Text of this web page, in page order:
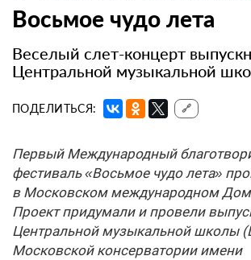
Восьмое чудо лета
Веселый слет-концерт
Центральной музыкальной
ПОДЕЛИТЬСЯ: 🔗
Первый Международный
фестиваль «Восьмое чудо лета»
в Московском международном
Проект придумали и провели
Центральной музыкальной школы
Московской консерватории имени